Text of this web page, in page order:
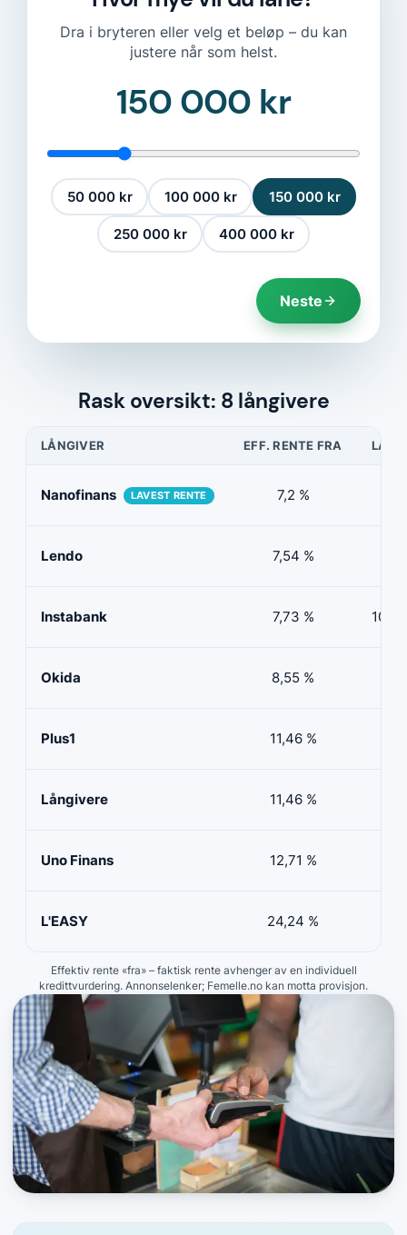
Dra i bryteren eller velg et beløp – du kan
justere når som helst.
150 000 kr
50 000 kr 100 000 kr 150 000 kr
250 000 kr 400 000 kr
Neste
Rask oversikt: 8 långivere
LÅNGIVER EFF. RENTE FRA
Nanofinans LAVEST RENTE 7,2 %
Lendo 7,54 %
Instabank 7,73 % 100
Okida 8,55 %
Plus1 11,46 %
Långivere 11,46 %
Uno Finans 12,71 %
L'EASY 24,24 %
Effektiv rente «fra» – faktisk rente avhenger av en individuell
kredittvurdering. Annonselenker; Femelle.no kan motta provisjon.